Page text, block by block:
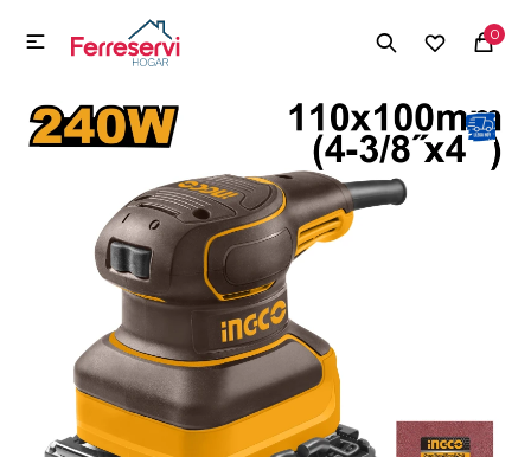
0

MI CUENTA
Menú Herramientas y Construcción Electrodomésticos
Herramientas y Construcción
Electrodomésticos
Tecnología
Deportes